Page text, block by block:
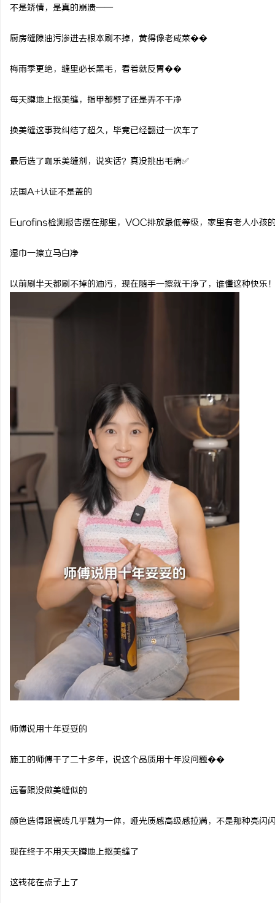
不是矫情，是真的崩溃——
厨房缝隙油污渗进去根本刷不掉，黄得像老咸菜��
梅雨季更绝，缝里必长黑毛，看着就反胃��
每天蹲地上抠美缝，指甲都劈了还是弄不干净
换美缝这事我纠结了超久，毕竟已经翻过一次车了
最后选了咖乐美缝剂，说实话？真没挑出毛病✅
法国A+认证不是盖的
Eurofins检测报告摆在那里， VOC排放最低等级，家里有老人小孩
湿巾一擦立马白净
以前刷半天都刷不掉的油污，现在随手一擦就干净了，谁懂这种快乐
师傅说用十年妥妥的
施工的师傅干了二十多年，说这个品质用十年没问题��
远看跟没做美缝似的
颜色选得跟瓷砖几乎融为一体，哑光质感高级感拉满，不是那种亮闪
现在终于不用天天蹲地上抠美缝了
这钱花在点子上了